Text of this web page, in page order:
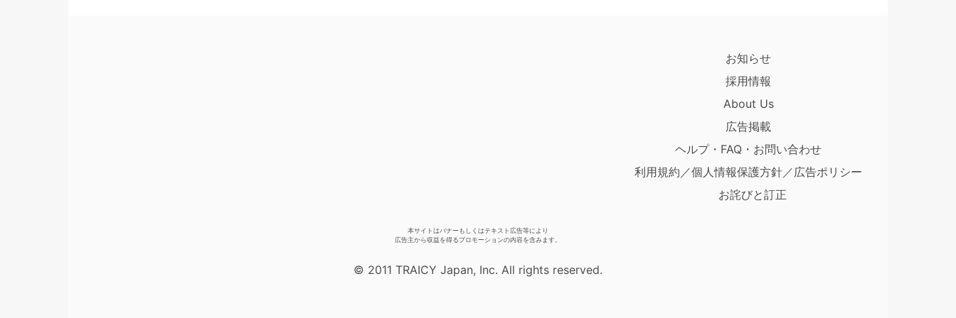
お知らせ
採用情報
About Us
広告掲載
ヘルプ・FAQ・お問い合わせ
利用規約／個人情報保護方針／広告ポリシー
お詫びと訂正
本サイトはバナーもしくはテキスト広告等により
広告主から収益を得るプロモーションの内容を含みます。
© 2011 TRAICY Japan, Inc. All rights reserved.